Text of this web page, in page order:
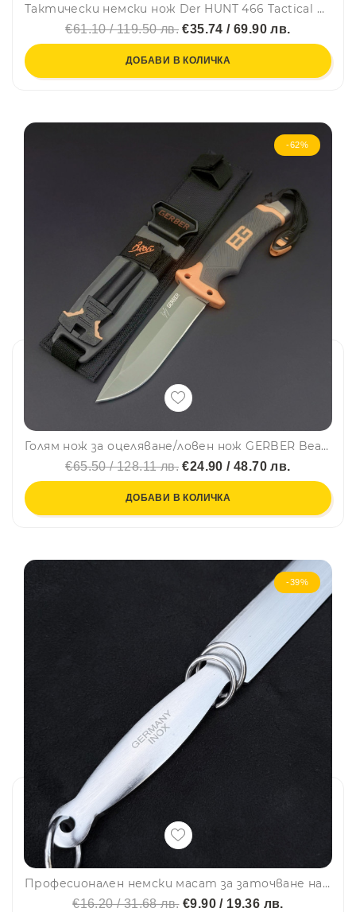
Тактически немски нож Der HUNT 466 Tactical Compact D2, фултанг с пръстен, стомана D2, тактическа кания KYDEXс клипс
€61.10 / 119.50 лв. €35.74 / 69.90 лв.
ДОБАВИ В КОЛИЧКА
-62%
Голям нож за оцеляване/ловен нож GERBER Bear Grylls с точило на канията, магнезиева запалка и свирка в тактическа кания, за лов
€65.50 / 128.11 лв. €24.90 / 48.70 лв.
ДОБАВИ В КОЛИЧКА
-39%
Професионален немски масат за заточване на остриета, плосък, намагнетизиран
€16.20 / 31.68 лв.€9.90 / 19.36 лв.